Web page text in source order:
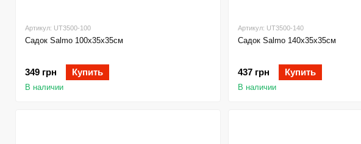
Артикул: UT3500-100
Садок Salmo 100х35х35см
349 грн Купить
В наличии
Артикул: UT3500-140
Садок Salmo 140х35х35см
437 грн Купить
В наличии